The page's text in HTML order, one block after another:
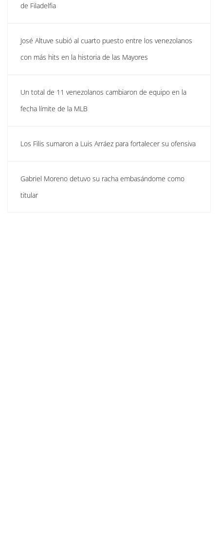
de Filadelfia
José Altuve subió al cuarto puesto entre los venezolanos
con más hits en la historia de las Mayores
Un total de 11 venezolanos cambiaron de equipo en la
fecha límite de la MLB
Los Filis sumaron a Luis Arráez para fortalecer su ofensiva
Gabriel Moreno detuvo su racha embasándome como
titular